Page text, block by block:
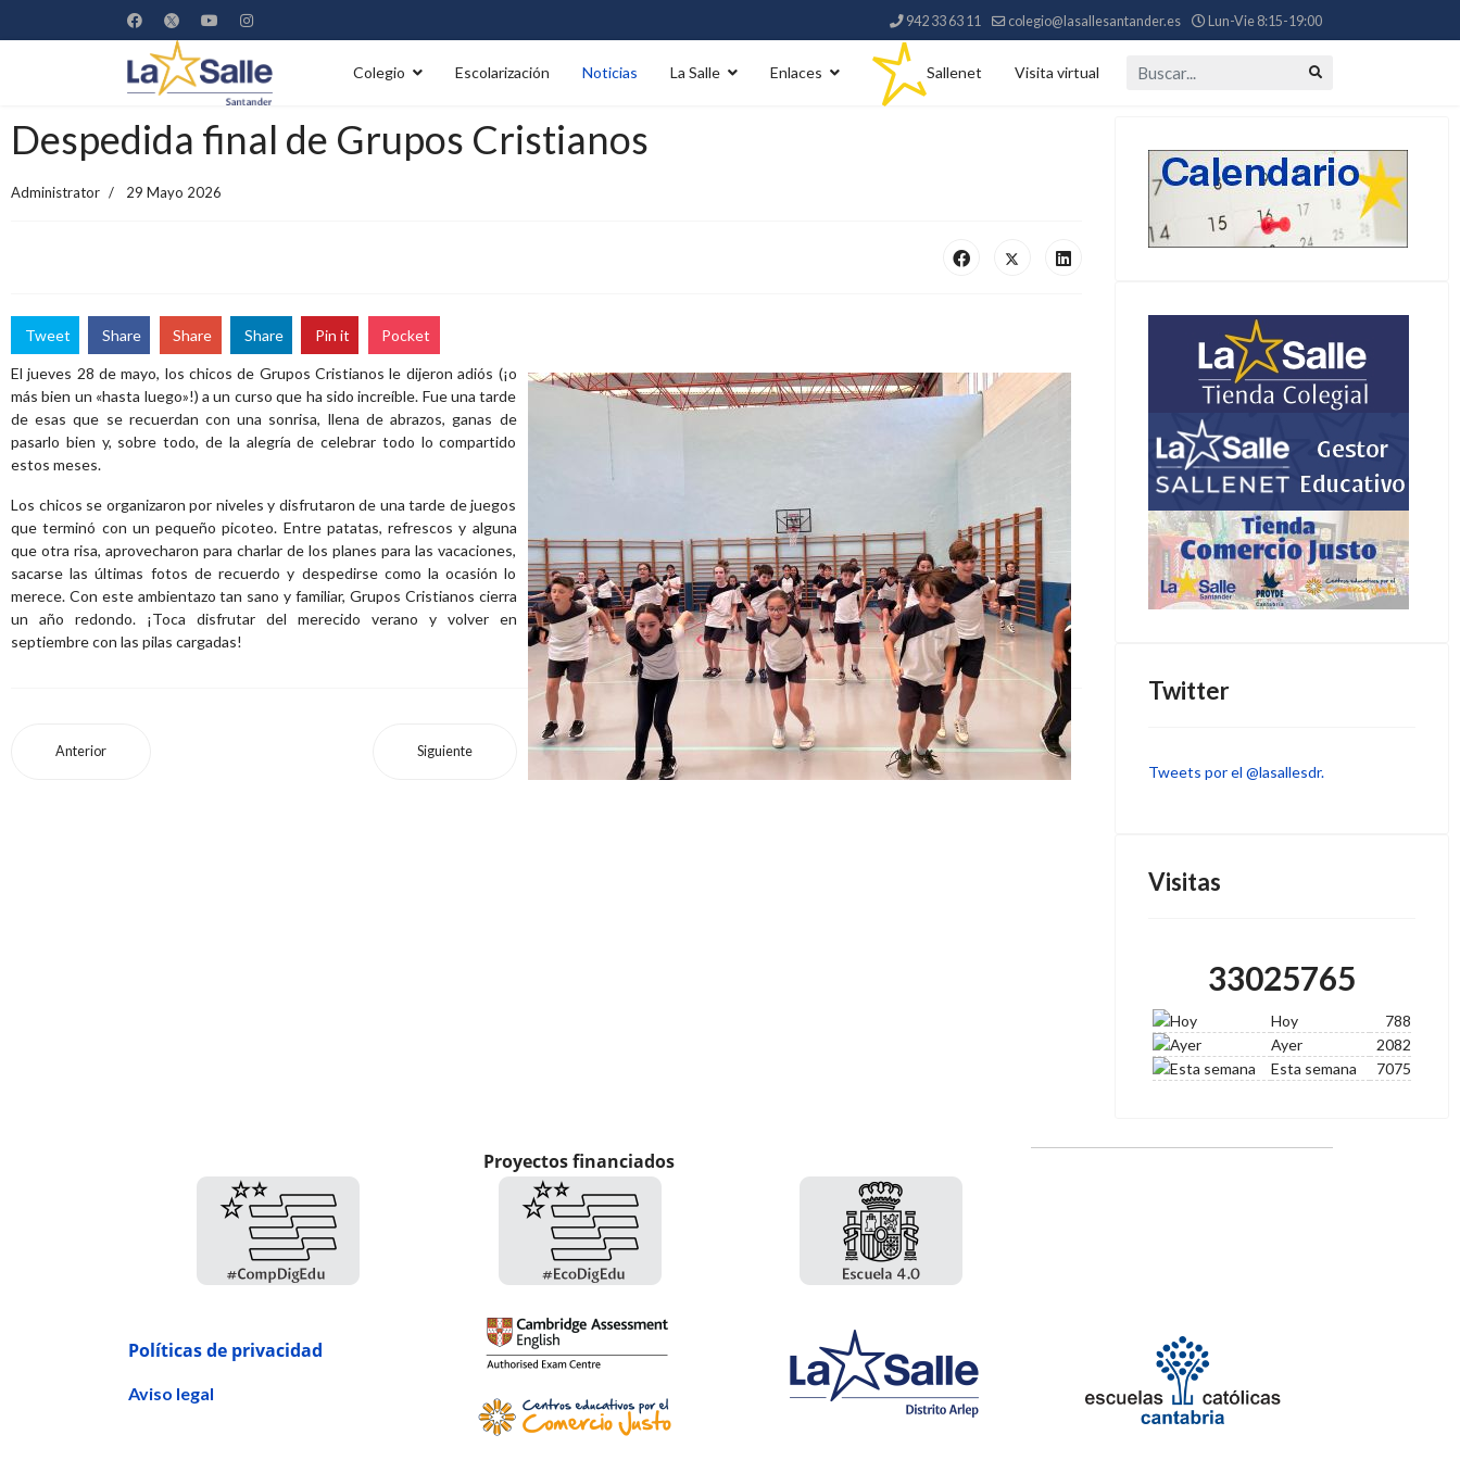
942 33 63 11 colegio@lasallesantander.es Lun-Vie 8:15-19:00
Colegio Escolarización Noticias La Salle Enlaces Sallenet Visita virtual Buscar...
Despedida final de Grupos Cristianos
Administrator 29 Mayo 2026
Tweet Share Share Share Pin it Pocket
El jueves 28 de mayo, los chicos de Grupos Cristianos le dijeron adiós (¡o
más bien un «hasta luego»!) a un curso que ha sido increíble. Fue una tarde
de esas que se recuerdan con una sonrisa, llena de abrazos, ganas de
pasarlo bien y, sobre todo, de la alegría de celebrar todo lo compartido
estos meses.
Los chicos se organizaron por niveles y disfrutaron de una tarde de juegos
que terminó con un pequeño picoteo. Entre patatas, refrescos y alguna
que otra risa, aprovecharon para charlar de los planes para las vacaciones,
sacarse las últimas fotos de recuerdo y despedirse como la ocasión lo
merece. Con este ambientazo tan sano y familiar, Grupos Cristianos cierra
un año redondo. ¡Toca disfrutar del merecido verano y volver en
septiembre con las pilas cargadas!
Anterior Siguiente
Twitter
Tweets por el @lasallesdr.
Visitas
33025765
Hoy
788
Ayer
2082
Esta semana
7075
Proyectos financiados
Políticas de privacidad
Aviso legal